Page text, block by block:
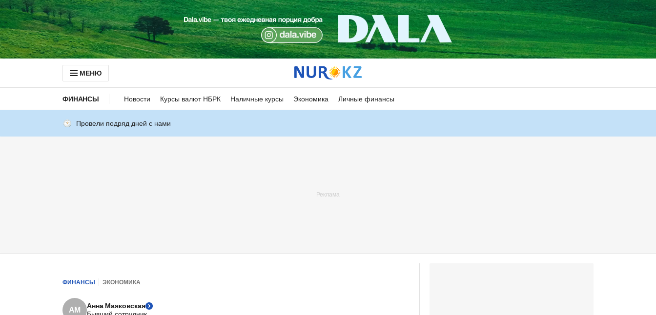
МЕНЮ
ФИНАНСЫ Новости Курсы валют НБРК Наличные курсы Экономика Личные финансы
Провели подряд дней с нами
ФИНАНСЫ ЭКОНОМИКА
АМ
Анна Маяковская